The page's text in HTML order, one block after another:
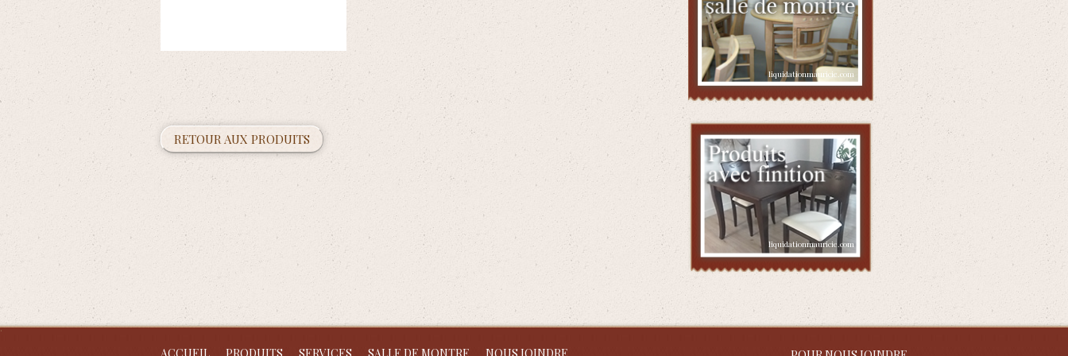
RETOUR AUX PRODUITS
ACCUEIL PRODUITS SERVICES SALLE DE MONTRE NOUS JOINDRE